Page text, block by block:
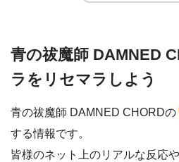
青の祓魔師 DAMNED
ラをリセマラしよう
青の祓魔師 DAMNED CHORDの
する情報です。
皆様のネット上のリアルな反応